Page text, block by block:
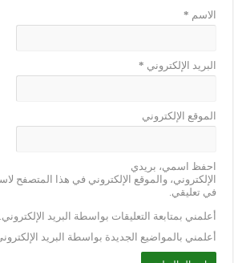
الاسم *
البريد الإلكتروني *
الموقع الإلكتروني
احفظ اسمي، بريدي
الإلكتروني، والموقع الإلكتروني في هذا المتصفح
في تعليقي.
أعلمني بمتابعة التعليقات بواسطة البريد الإلكتروني.
أعلمني بالمواضيع الجديدة بواسطة البريد